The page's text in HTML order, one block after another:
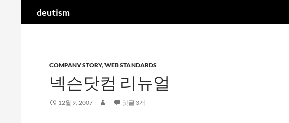
deutism
COMPANY STORY,WEB STANDARDS
넥슨닷컴 리뉴얼
12월 9, 2007 댓글 3개